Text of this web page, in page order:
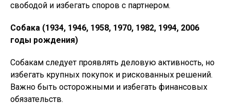
свободой и избегать споров с партнером.
Собака (1934, 1946, 1958, 1970, 1982, 1994, 2006
годы рождения)
Собакам следует проявлять деловую активность, но
избегать крупных покупок и рискованных решений.
Важно быть осторожными и избегать финансовых
обязательств.